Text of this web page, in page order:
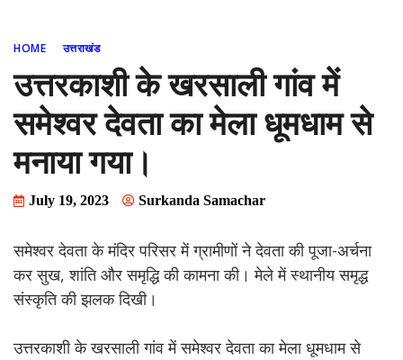
News Portal
HOME उत्तराखंड
उत्तरकाशी के खरसाली गांव में
समेश्वर देवता का मेला धूमधाम से
मनाया गया।
July 19, 2023 Surkanda Samachar
समेश्वर देवता के मंदिर परिसर में ग्रामीणों ने देवता की पूजा-अर्चना
कर सुख, शांति और समृद्धि की कामना की। मेले में स्थानीय समृद्ध
संस्कृति की झलक दिखी।
उत्तरकाशी के खरसाली गांव में समेश्वर देवता का मेला धूमधाम से